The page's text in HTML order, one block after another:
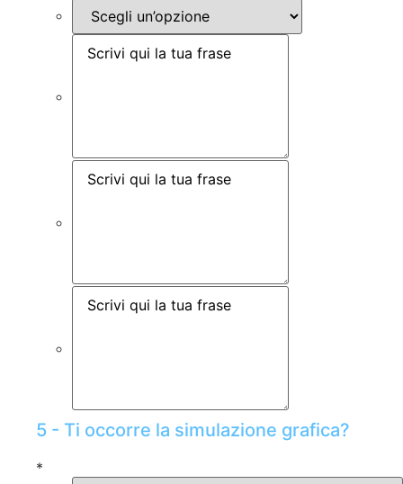
5 - Ti occorre la simulazione grafica?
*